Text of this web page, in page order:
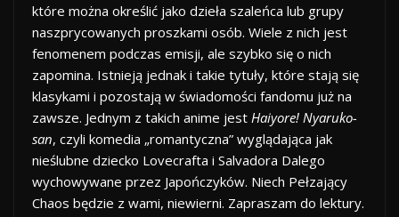
które można określić jako dzieła szaleńca lub grupy
naszprycowanych proszkami osób. Wiele z nich jest
fenomenem podczas emisji, ale szybko się o nich
zapomina. Istnieją jednak i takie tytuły, które stają się
klasykami i pozostają w świadomości fandomu już na
zawsze. Jednym z takich anime jest Haiyore! Nyaruko-
san, czyli komedia „romantyczna” wyglądająca jak
nieślubne dziecko Lovecrafta i Salvadora Dalego
wychowywane przez Japończyków. Niech Pełzający
Chaos będzie z wami, niewierni. Zapraszam do lektury.